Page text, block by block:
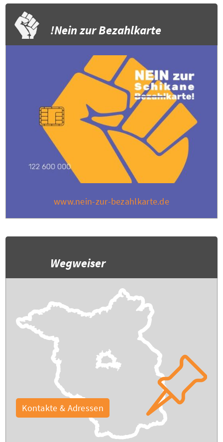
Nein zur Bezahlkarte!
www.nein-zur-bezahlkarte.de
Wegweiser
Kontakte & Adressen